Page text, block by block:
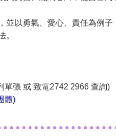
並以勇氣、愛心、責任為例子
。
單張 或 致電2742 2966 查詢)
體)